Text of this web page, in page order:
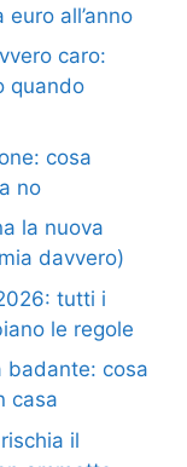
all’anno
caro:
quando
cosa
no
la nuova
davvero)
tutti i
le regole
badante: cosa
casa
il